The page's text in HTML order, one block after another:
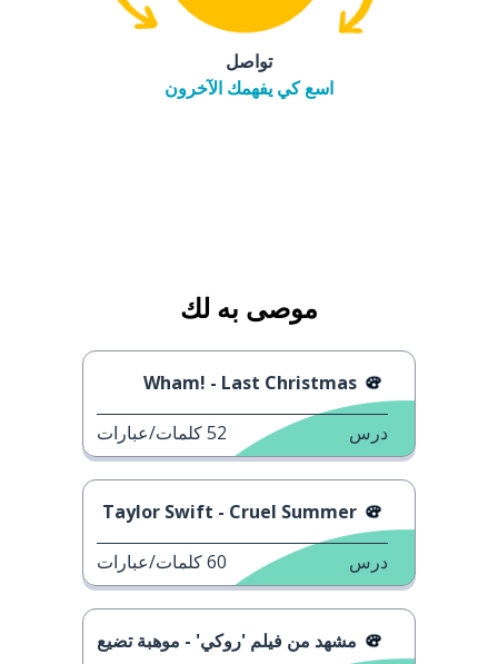
تواصل
اسع كي يفهمك الآخرون
موصى به لك
Wham! - Last Christmas
درس 52كلمات/عبارات
Taylor Swift - Cruel Summer
درس 60كلمات/عبارات
مشهد من فيلم 'روكي' - موهبة تضيع